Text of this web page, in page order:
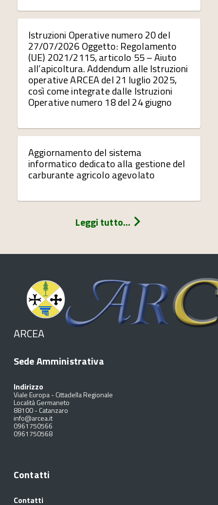
Istruzioni Operative numero 20 del
27/07/2026 Oggetto: Regolamento
(UE) 2021/2115, articolo 55 – Aiuto
all’apicoltura. Addendum alle Istruzioni
operative ARCEA del 21 luglio 2025,
così come integrate dalle Istruzioni
Operative numero 18 del 24 giugno
Aggiornamento del sistema
informatico dedicato alla gestione del
carburante agricolo agevolato
Leggi tutto...
ARCEA
Sede Amministrativa
Indirizzo
Viale Europa - Cittadella Regionale
Località Germaneto
88100-Catanzaro
info@arcea.it
0961750566
0961750568
Contatti
Contatti